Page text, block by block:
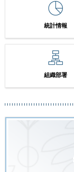
統計情報
組織部署